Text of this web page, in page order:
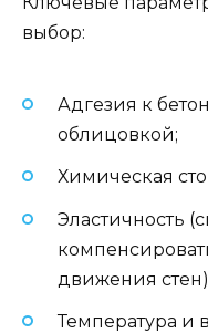
выбор:
Адгезия к
облицовкой;
Химическая
Эластичность
движения
Температура и